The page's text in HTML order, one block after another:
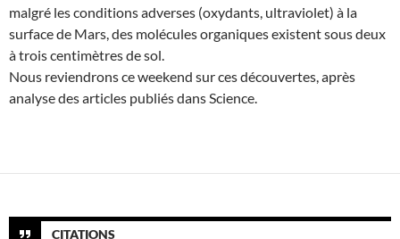
malgré les conditions adverses (oxydants, ultraviolet) à la
surface de Mars, des molécules organiques existent sous deux
à trois centimètres de sol.
Nous reviendrons ce weekend sur ces découvertes, après
analyse des articles publiés dans Science.
CITATIONS